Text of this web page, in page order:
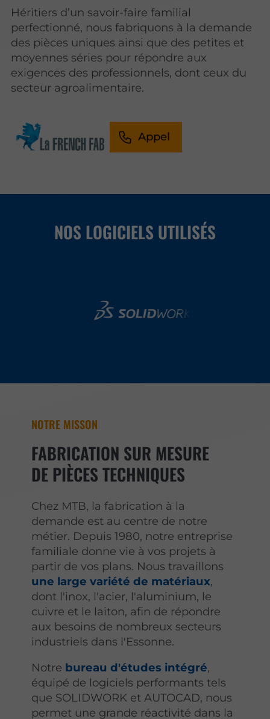
Héritiers d’un savoir-faire familial
perfectionné, nous fabriquons à la demande
des pièces uniques ainsi que des petites et
moyennes séries pour répondre aux
exigences des professionnels, dont ceux du
secteur agroalimentaire.
Appel
NOS LOGICIELS UTILISÉS
NOTRE MISSON
FABRICATION SUR MESURE
DE PIÈCES TECHNIQUES
Chez MTB, la fabrication à la
demande est au centre de notre
métier. Depuis 1980, notre entreprise
familiale donne vie à vos projets à
partir de vos plans. Nous travaillons
une large variété de matériaux,
dont l'inox, l'acier, l'aluminium, le
cuivre et le laiton, afin de répondre
aux besoins de nombreux secteurs
industriels dans l'Essonne.
Notre bureau d'études intégré,
équipé de logiciels performants tels
que SOLIDWORK et AUTOCAD, nous
permet une grande réactivité dans la